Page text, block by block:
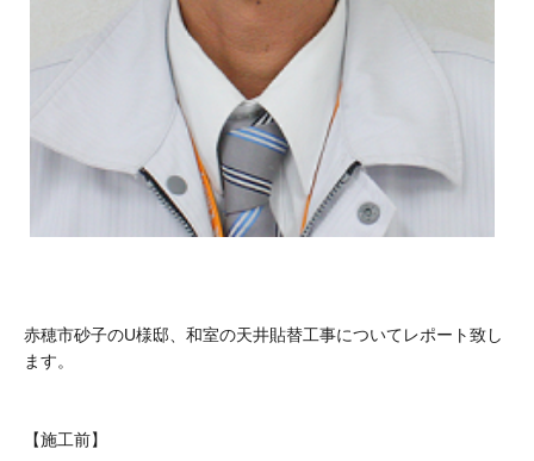
赤穂市砂子のU様邸、和室の天井貼替工事についてレポート致し
ます。
【施工前】